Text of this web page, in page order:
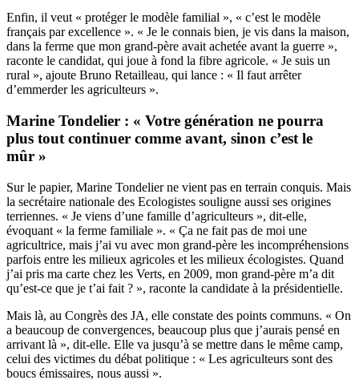
Enfin, il veut « protéger le modèle familial », « c’est le modèle
français par excellence ». « Je le connais bien, je vis dans la maison,
dans la ferme que mon grand-père avait achetée avant la guerre »,
raconte le candidat, qui joue à fond la fibre agricole. « Je suis un
rural », ajoute Bruno Retailleau, qui lance : « Il faut arrêter
d’emmerder les agriculteurs ».
Marine Tondelier : « Votre génération ne pourra
plus tout continuer comme avant, sinon c’est le
mûr »
Sur le papier, Marine Tondelier ne vient pas en terrain conquis. Mais
la secrétaire nationale des Ecologistes souligne aussi ses origines
terriennes. « Je viens d’une famille d’agriculteurs », dit-elle,
évoquant « la ferme familiale ». « Ça ne fait pas de moi une
agricultrice, mais j’ai vu avec mon grand-père les incompréhensions
parfois entre les milieux agricoles et les milieux écologistes. Quand
j’ai pris ma carte chez les Verts, en 2009, mon grand-père m’a dit
qu’est-ce que je t’ai fait ? », raconte la candidate à la présidentielle.
Mais là, au Congrès des JA, elle constate des points communs. « On
a beaucoup de convergences, beaucoup plus que j’aurais pensé en
arrivant là », dit-elle. Elle va jusqu’à se mettre dans le même camp,
celui des victimes du débat politique : « Les agriculteurs sont des
boucs émissaires, nous aussi ».